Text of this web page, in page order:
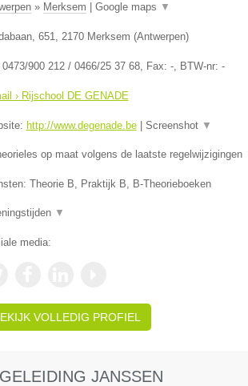
» Merksem Google maps ▼
651, 2170 Merksem (Antwerpen)
0473/900 212 / 0466/25 37 68, Fax: -, BTW-nr: -
› Rijschool DE GENADE
http://www.degenade.be| Screenshot ▼
op maat volgens de laatste regelwijzigingen
Theorie B, Praktijk B, B-Theorieboeken
▼
media:
VOLLEDIG PROFIEL
JANSSEN